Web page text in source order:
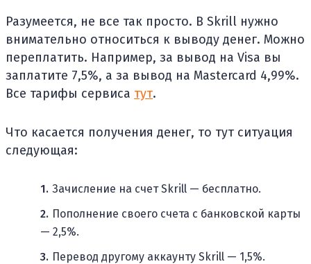
Разумеется, не все так просто. В Skrill нужно
внимательно относиться к выводу денег. Можно
переплатить. Например, за вывод на Visa вы
заплатите 7,5%, а за вывод на Mastercard 4,99%.
Все тарифы сервиса тут.
Что касается получения денег, то тут ситуация
следующая:
Зачисление на счет Skrill — бесплатно.
Пополнение своего счета с банковской карты
— 2,5%.
Перевод другому аккаунту Skrill — 1,5%.